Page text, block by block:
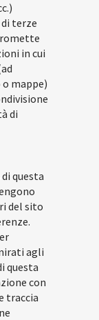
terze
in cui
mappe)
di
questa
del sito
agli
questa
con
traccia